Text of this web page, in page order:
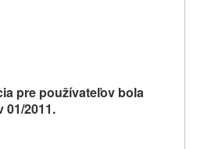
pre používateľov bola
01/2011.